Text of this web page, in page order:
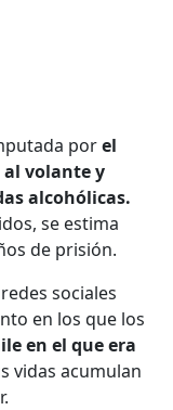
porel
volante y
alcohólicas.
se estima
de prisión.
sociales
en los que los
en el que era
vidas acumulan